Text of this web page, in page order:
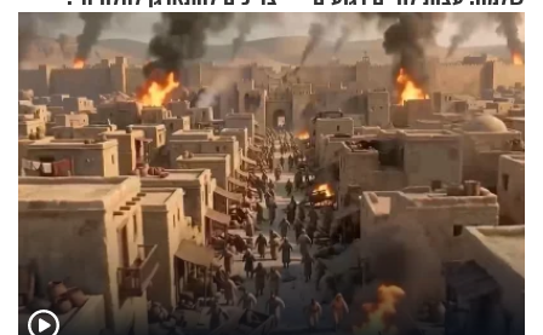
זוגיות במבחן, הפעם עם מרים
וגד דנינו